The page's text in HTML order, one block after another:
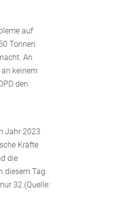
auf
Tonnen
An
keinem
den
Jahr 2023
Kräfte
die
diesem Tag
32.(Quelle: